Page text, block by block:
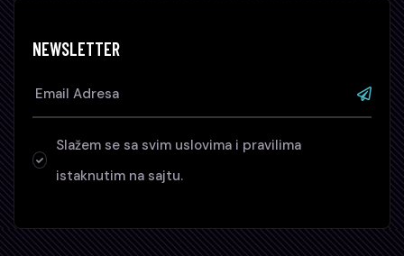
NEWSLETTER
Slažem se sa svim uslovima i pravilima
istaknutim na sajtu.